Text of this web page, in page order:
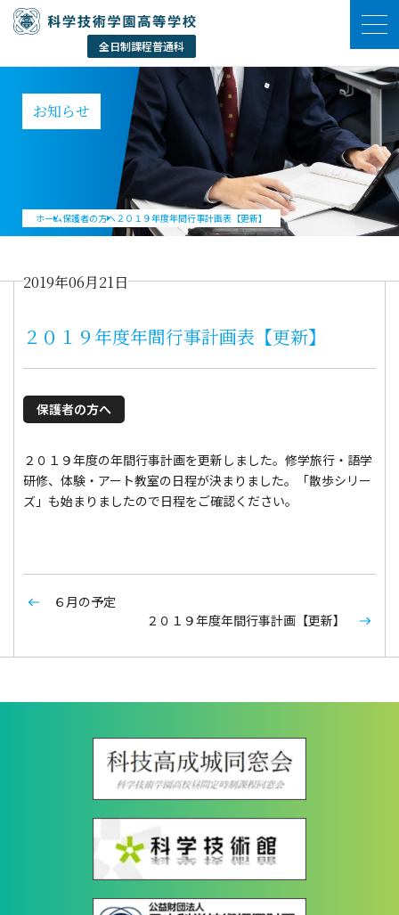
お知らせ
ホーム保護者の方へ２０１９年度年間行事計画表【更新】
2019年06月21日
２０１９年度年間行事計画表【更新】
保護者の方へ
２０１９年度の年間行事計画を更新しました。修学旅行・語学
研修、体験・アート教室の日程が決まりました。「散歩シリー
ズ」も始まりましたので日程をご確認ください。
６月の予定
２０１９年度年間行事計画【更新】